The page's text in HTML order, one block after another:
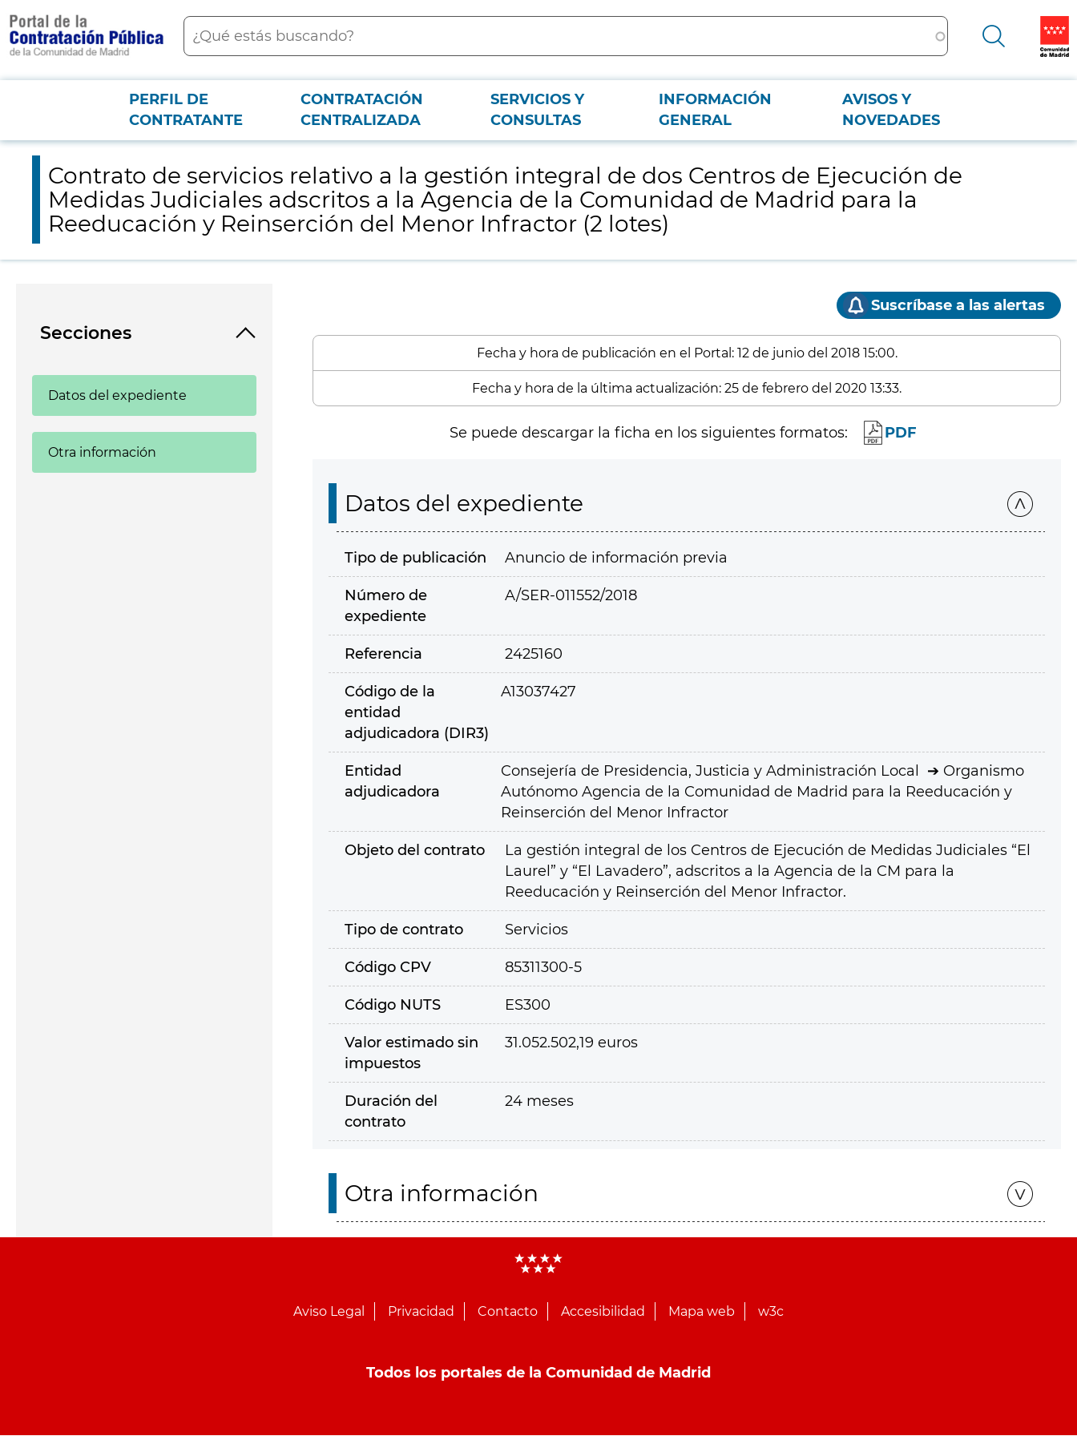
contenido
principal
Buscar
Menú PCON
PERFIL DE
CONTRATANTE
CONTRATACIÓN
CENTRALIZADA
SERVICIOS Y
CONSULTAS
INFORMACIÓN
GENERAL
AVISOS Y
NOVEDADES
Contrato de servicios relativo a la gestión integral de dos Centros de Ejecución de Medidas Judiciales adscritos a la Agencia de la Comunidad de Madrid para la Reeducación y Reinserción del Menor Infractor (2
Contrato de servicios relativo a la gestión integral de dos Centros de Ejecución de
Medidas Judiciales adscritos a la Agencia de la Comunidad de Madrid para la
Reeducación y Reinserción del Menor Infractor (2 lotes)
Secciones
Datos del expediente
Otra información
Suscríbase a las alertas
Fecha y hora de publicación en el Portal: 12 de junio del 2018 15:00.
Fecha y hora de la última actualización: 25 de febrero del 2020 13:33.
Se puede descargar la ficha en los siguientes formatos: PDF
Datos del expediente
Tipo de publicación Anuncio de información previa
Número de
expediente
A/SER-011552/2018
Referencia 2425160
Código de la
entidad
adjudicadora (DIR3)
A13037427
Entidad
adjudicadora
Consejería de Presidencia, Justicia y Administración Local
Organismo
Autónomo Agencia de la Comunidad de Madrid para la Reeducación y
Reinserción del Menor Infractor
Objeto del contrato
La gestión integral de los Centros de Ejecución de Medidas Judiciales “El
Laurel” y “El Lavadero”, adscritos a la Agencia de la CM para la
Reeducación y Reinserción del Menor Infractor.
Tipo de contrato Servicios
Código CPV 85311300-5
Código NUTS ES300
Valor estimado sin
impuestos
31.052.502,19 euros
Duración del
contrato
24 meses
Otra información
Aviso Legal Privacidad Contacto Accesibilidad Mapa web w3c
Todos los portales de la Comunidad de Madrid